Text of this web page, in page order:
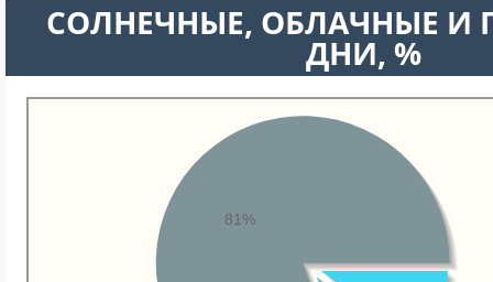
CОЛНЕЧНЫЕ, ОБЛАЧНЫЕ И
ДНИ, %
81%